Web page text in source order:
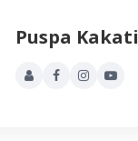
Puspa Kakati